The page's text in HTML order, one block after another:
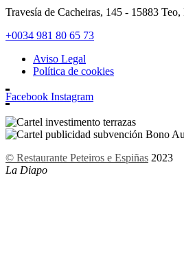
Travesía de Cacheiras, 145 - 15883
+0034 981 80 65 73
Aviso Legal
Política de cookies
Facebook Instagram
© Restaurante Peteiros e Espiñas 2023
La Diapo